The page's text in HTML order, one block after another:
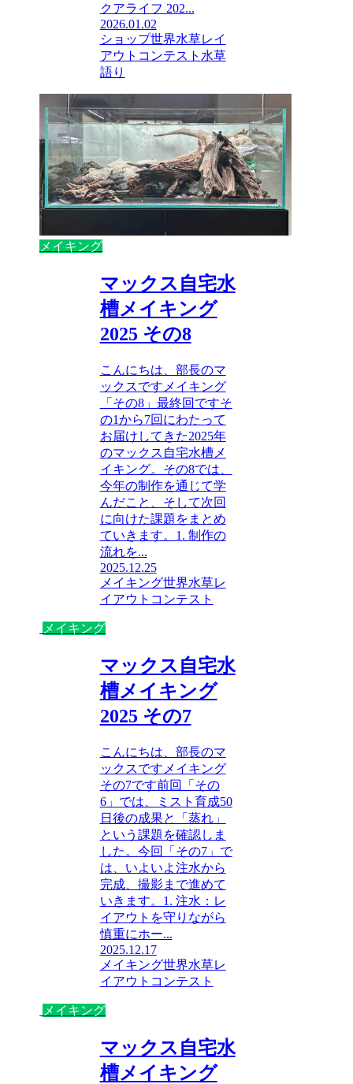
クアライフ 202...
2026.01.02
ショップ世界水草レイ
アウトコンテスト 水草
語り
メイキング
マックス自宅水
槽メイキング
2025 その8
こんにちは、部長のマ
ックスですメイキング
「その8」最終回ですそ
の1から7回にわたって
お届けしてきた2025年
のマックス自宅水槽メ
イキング。その8では、
今年の制作を通じて学
んだこと、そして次回
に向けた課題をまとめ
ていきます。1. 制作の
流れを...
2025.12.25
メイキング世界水草レ
イアウトコンテスト
メイキング
マックス自宅水
槽メイキング
2025 その7
こんにちは、部長のマ
ックスですメイキング
その7です前回「その
6」では、ミスト育成50
日後の成果と「蒸れ」
という課題を確認しま
した。今回「その7」で
は、いよいよ注水から
完成、撮影まで進めて
いきます。1. 注水：レ
イアウトを守りながら
慎重にホー...
2025.12.17
メイキング世界水草レ
イアウトコンテスト
メイキング
マックス自宅水
槽メイキング